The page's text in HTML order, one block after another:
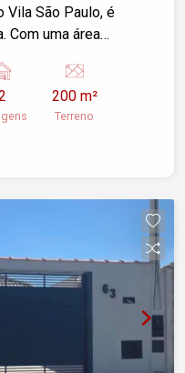
Vila São Paulo, é
Com uma área
espaço para viver
momentos em
segurança e
lazer, facilitando o
aceita
compra ainda mais
sua visita e venha
200 m²
Terreno